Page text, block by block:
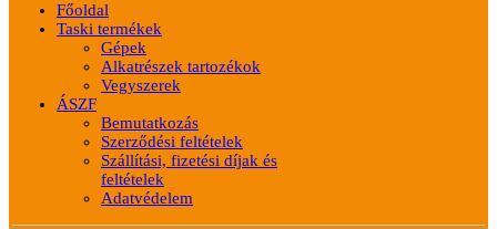
Főoldal
Taski termékek
Gépek
Alkatrészek tartozékok
Vegyszerek
ÁSZF
Bemutatkozás
Szerződési feltételek
Szállítási, fizetési díjak és
feltételek
Adatvédelem